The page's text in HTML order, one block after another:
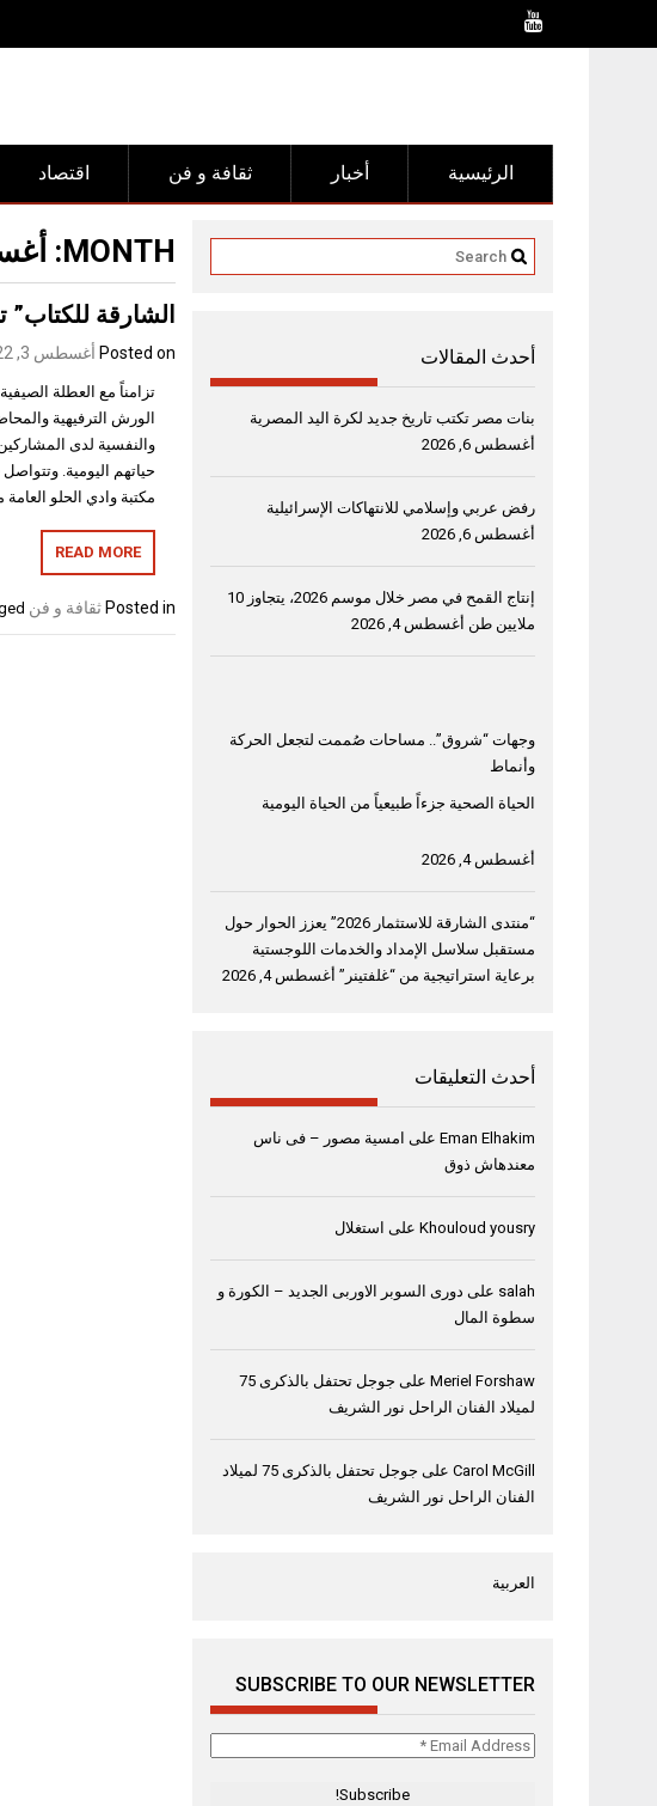
اقتصاد ثقافة و فن أخبار الرئيسية
MONTH:
الشارقة
Posted on أغسطس 3, 2022
تزامناً مع العطلة
الورش الترفيهية
والنفسية لدى
حياتهم اليومية.
مكتبة وادي الحلو
READ MORE
Posted in ثقافة و فن
أحدث المقالات
بنات مصر تكتب تاريخ جديد لكرة اليد المصرية
أغسطس 6, 2026
رفض عربي وإسلامي للانتهاكات الإسرائيلية
أغسطس 6, 2026
إنتاج القمح في مصر خلال موسم 2026، يتجاوز 10
ملايين طن أغسطس 4, 2026
وجهات “شروق”.. مساحات صُممت لتجعل الحركة
وأنماط
الحياة الصحية جزءاً طبيعياً من الحياة اليومية
أغسطس 4, 2026
“منتدى الشارقة للاستثمار 2026” يعزز الحوار حول
مستقبل سلاسل الإمداد والخدمات اللوجستية
برعاية استراتيجية من “غلفتينر” أغسطس 4, 2026
أحدث التعليقات
Eman Elhakim على امسية مصور – فى ناس
معندهاش ذوق
Khouloud yousry على استغلال
salah على دورى السوبر الاوربى الجديد – الكورة و
سطوة المال
Meriel Forshaw على
جوجل تحتفل بالذكرى 75
لميلاد الفنان الراحل نور الشريف
Carol McGill على
جوجل تحتفل بالذكرى 75 لميلاد
الفنان الراحل نور الشريف
العربية
SUBSCRIBE TO OUR NEWSLETTER
Email